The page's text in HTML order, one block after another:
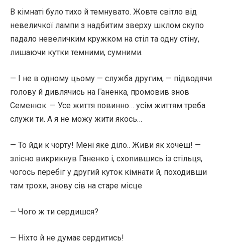
В кімнаті було тихо й темнувато. Жовте світло від
невеличкої лампи з надбитим зверху шклом скупо
падало невеличким кружком на стіл та одну стіну,
лишаючи кутки темними, сумними.
— І не в одному цьому — служба другим, — підводячи
голову й дивлячись на Ганенка, промовив знов
Семенюк. — Усе життя повинно… усім життям треба
служи ти. А я не можу жити якось…
— То йди к чорту! Мені яке діло.. Живи як хочеш! —
злісно викрикнув Ганенко і, схопившись із стільця,
чогось перебіг у другий куток кімнати й, походивши
там трохи, знову сів на старе місце
— Чого ж ти сердишся?
— Ніхто й не думає сердитись!